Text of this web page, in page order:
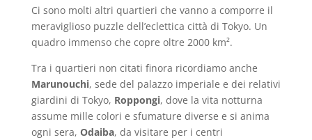
Ci sono molti altri quartieri che vanno a comporre il
meraviglioso puzzle dell’eclettica città di Tokyo. Un
quadro immenso che copre oltre 2000 km².
Tra i quartieri non citati finora ricordiamo anche
Marunouchi, sede del palazzo imperiale e dei relativi
giardini di Tokyo, Roppongi, dove la vita notturna
assume mille colori e sfumature diverse e si anima
ogni sera, Odaiba, da visitare per i centri